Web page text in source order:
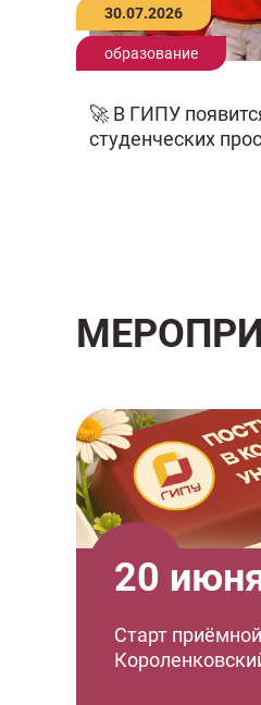
30.07.2026
образование
🚀 В ГИПУ
студенческих
20
Старт